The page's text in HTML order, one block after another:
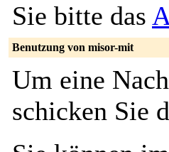
Sie bitte das
Benutzung von misor-mit
Um eine
schicken Sie